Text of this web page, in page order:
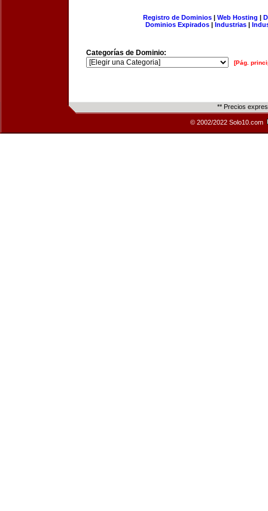
Registro de Dominios| Web Hosting |
Dominios Expirados | Industrias |
Categorías de Dominio:
[Pág.
** Precios
© 2002/2022 Solo10.com